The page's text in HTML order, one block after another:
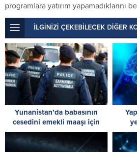
programlara yatırım yapamadıklarını
İLGİNİZİ ÇEKEBİLECEK DİĞER
Yunanistan’da babasının
cesedini emekli maaşı için
dondurucuda saklayan kişi
yakalandı